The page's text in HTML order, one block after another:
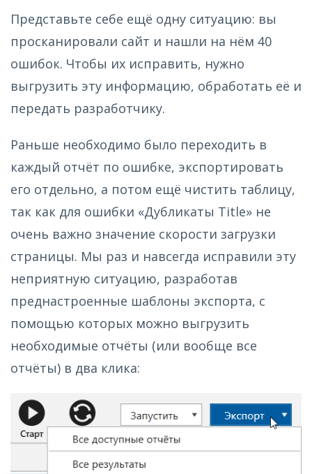
Представьте себе ещё одну ситуацию: вы
просканировали сайт и нашли на нём 40
ошибок. Чтобы их исправить, нужно
выгрузить эту информацию, обработать её и
передать разработчику.
Раньше необходимо было переходить в
каждый отчёт по ошибке, экспортировать
его отдельно, а потом ещё чистить таблицу,
так как для ошибки «Дубликаты Title» не
очень важно значение скорости загрузки
страницы. Мы раз и навсегда исправили эту
неприятную ситуацию, разработав
преднастроенные шаблоны экспорта, с
помощью которых можно выгрузить
необходимые отчёты (или вообще все
отчёты) в два клика: